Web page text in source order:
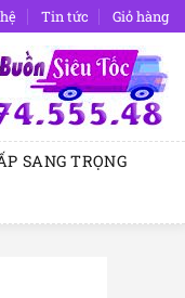
Tin tức Giỏ hàng
SANG TRỌNG